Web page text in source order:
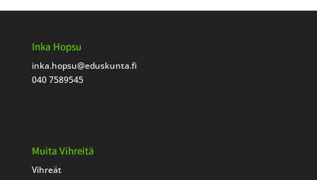
Inka Hopsu
inka.hopsu@eduskunta.fi
040 7589545
Muita Vihreitä
Vihreät